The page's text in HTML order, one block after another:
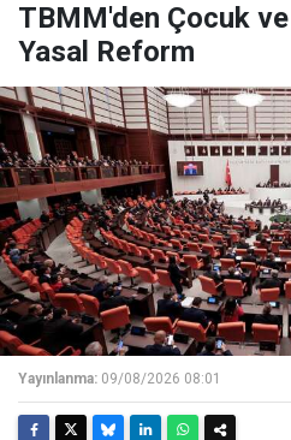
TBMM'den Çocuk
Yasal Reform
Yayınlanma: 09/08/2026 08:01